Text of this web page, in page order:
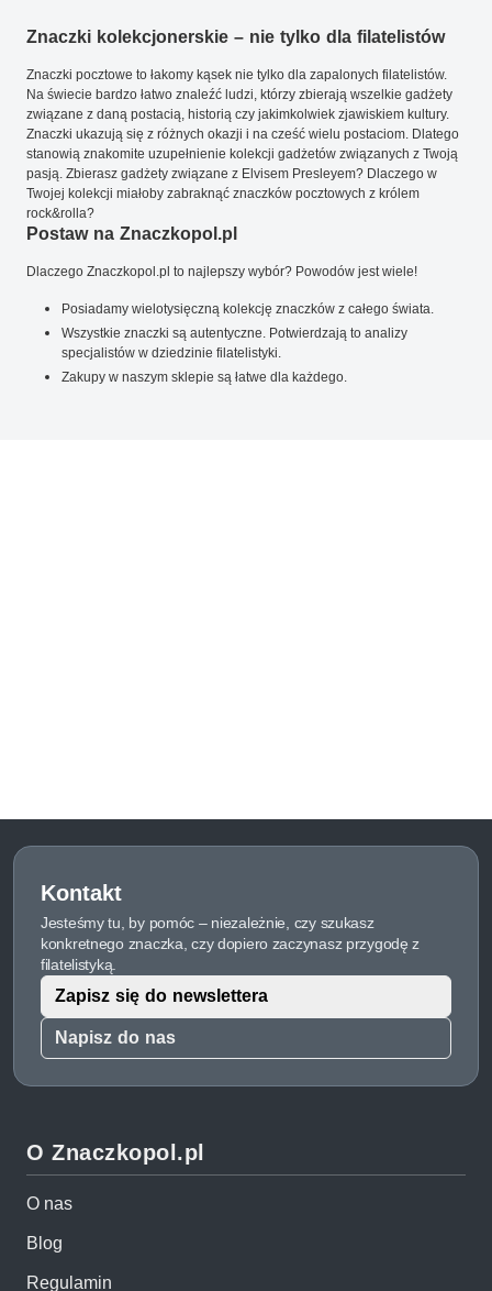
Znaczki kolekcjonerskie – nie tylko dla filatelistów
Znaczki pocztowe to łakomy kąsek nie tylko dla zapalonych filatelistów.
Na świecie bardzo łatwo znaleźć ludzi, którzy zbierają wszelkie gadżety
związane z daną postacią, historią czy jakimkolwiek zjawiskiem kultury.
Znaczki ukazują się z różnych okazji i na cześć wielu postaciom. Dlatego
stanowią znakomite uzupełnienie kolekcji gadżetów związanych z Twoją
pasją. Zbierasz gadżety związane z Elvisem Presleyem? Dlaczego w
Twojej kolekcji miałoby zabraknąć znaczków pocztowych z królem
rock&rolla?
Postaw na Znaczkopol.pl
Dlaczego Znaczkopol.pl to najlepszy wybór? Powodów jest wiele!
Posiadamy wielotysięczną kolekcję znaczków z całego świata.
Wszystkie znaczki są autentyczne. Potwierdzają to analizy
specjalistów w dziedzinie filatelistyki.
Zakupy w naszym sklepie są łatwe dla każdego.
Kontakt
Jesteśmy tu, by pomóc – niezależnie, czy szukasz
konkretnego znaczka, czy dopiero zaczynasz przygodę z
filatelistyką.
Napisz do nas
Zapisz się do newslettera
O Znaczkopol.pl
O nas
Blog
Regulamin